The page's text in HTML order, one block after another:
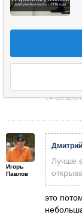
Дмитрий
14
Игорь
Павлов
Лучше
это